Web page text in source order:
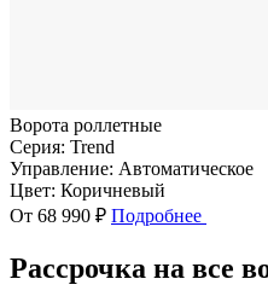
Ворота роллетные
Серия: Trend
Управление: Автоматическое
Цвет: Коричневый
От 68 990 ₽ Подробнее
Рассрочка на все